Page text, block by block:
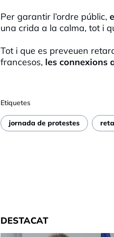
Per garantir l’ordre públic,
una crida a la calma, tot i
Tot i que es preveuen
francesos, les connexions
Etiquetes
jornada de protestes
DESTACAT